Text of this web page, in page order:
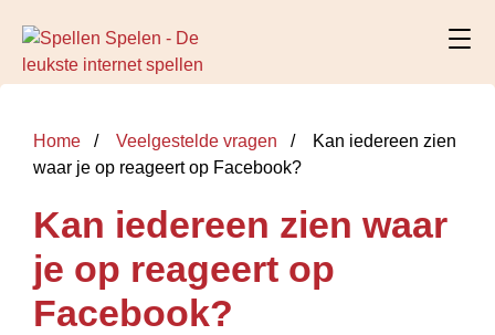
Home Veelgestelde vragen
Kan iedereen zien
waar je op reageert op Facebook?
Kan iedereen zien waar
je op reageert op
Facebook?